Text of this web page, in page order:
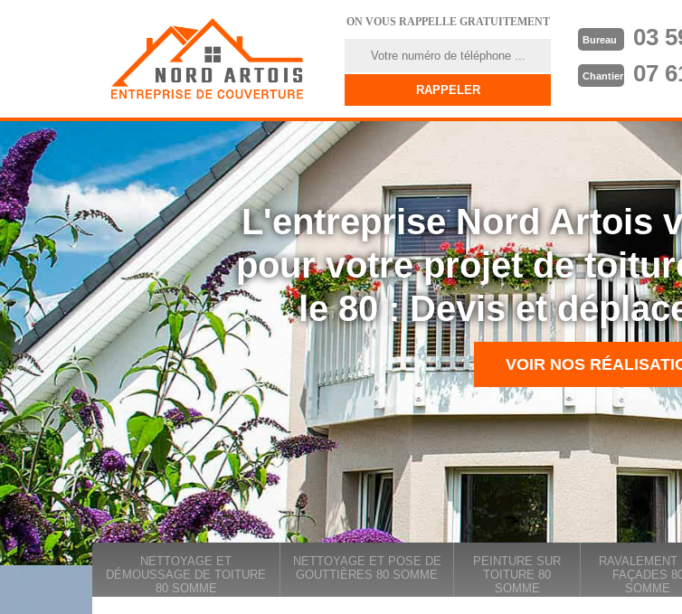
ON VOUS RAPPELLE GRATUITEMENT
Bureau 03
Chantier 07
L'entreprise Nord Artois
pour votre projet de
le 80 : Devis et
VOIR NOS
NETTOYAGE ET
DÉMOUSSAGE DE TOITURE
80 SOMME
NETTOYAGE ET POSE DE
GOUTTIÈRES 80 SOMME
PEINTURE SUR
TOITURE 80
SOMME
RAVALEMENT
FAÇADES
SOMME